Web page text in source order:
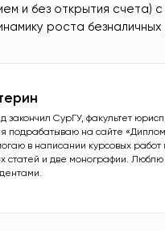
и без открытия счета) с
роста
закончил СурГУ, факультет
подрабатываю на сайте
в написании курсовых
статей и две монографии.